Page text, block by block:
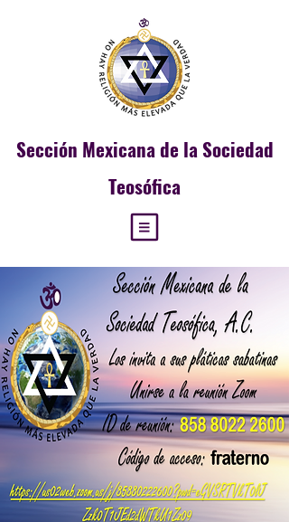
Sección Mexicana de la Sociedad
Teosófica